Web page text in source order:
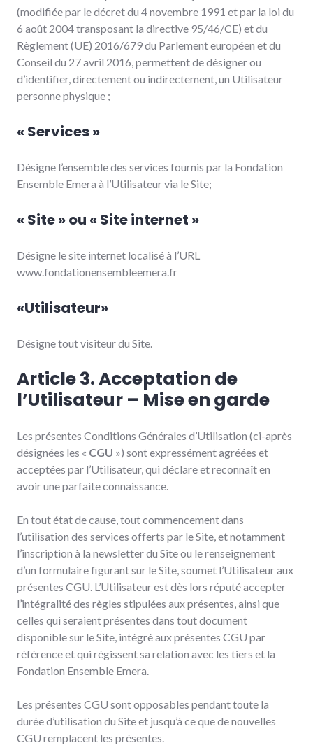
(modifiée par le décret du 4 novembre 1991 et par la loi du
6 août 2004 transposant la directive 95/46/CE) et du
Règlement (UE) 2016/679 du Parlement européen et du
Conseil du 27 avril 2016, permettent de désigner ou
d’identifier, directement ou indirectement, un Utilisateur
personne physique ;
« Services »
Désigne l’ensemble des services fournis par la Fondation
Ensemble Emera à l’Utilisateur via le Site;
« Site » ou « Site internet »
Désigne le site internet localisé à l’URL
www.fondationensembleemera.fr
«Utilisateur»
Désigne tout visiteur du Site.
Article 3. Acceptation de
l’Utilisateur – Mise en garde
Les présentes Conditions Générales d’Utilisation (ci-après
désignées les « CGU ») sont expressément agréées et
acceptées par l’Utilisateur, qui déclare et reconnaît en
avoir une parfaite connaissance.
En tout état de cause, tout commencement dans
l’utilisation des services offerts par le Site, et notamment
l’inscription à la newsletter du Site ou le renseignement
d’un formulaire figurant sur le Site, soumet l’Utilisateur aux
présentes CGU. L’Utilisateur est dès lors réputé accepter
l’intégralité des règles stipulées aux présentes, ainsi que
celles qui seraient présentes dans tout document
disponible sur le Site, intégré aux présentes CGU par
référence et qui régissent sa relation avec les tiers et la
Fondation Ensemble Emera.
Les présentes CGU sont opposables pendant toute la
durée d’utilisation du Site et jusqu’à ce que de nouvelles
CGU remplacent les présentes.